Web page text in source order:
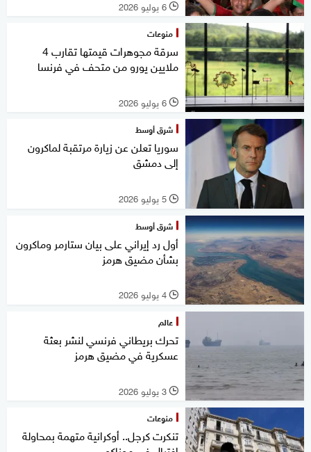
l 6 يوليو 2026
منوعات
سرقة مجوهرات قيمتها تقارب 4
ملايين يورو من متحف في فرنسا
l 6 يوليو 2026
شرق أوسط
سوريا تعلن عن زيارة مرتقبة لماكرون
إلى دمشق
l 5 يوليو 2026
شرق أوسط
أول رد إيراني على بيان ستارمر وماكرون
بشأن مضيق هرمز
l 4 يوليو 2026
عالم
تحرك بريطاني فرنسي لنشر بعثة
عسكرية في مضيق هرمز
l 3 يوليو 2026
منوعات
تنكرت كرجل.. أوكرانية متهمة بمحاولة